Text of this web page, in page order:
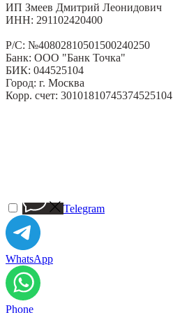
ИП Змеев Дмитрий Леонидович
ИНН: 291102420400
Р/С: №40802810501500240250
Банк: ООО "Банк Точка"
БИК: 044525104
Город: г. Москва
Корр. счет: 30101810745374525104
Telegram
WhatsApp
Phone